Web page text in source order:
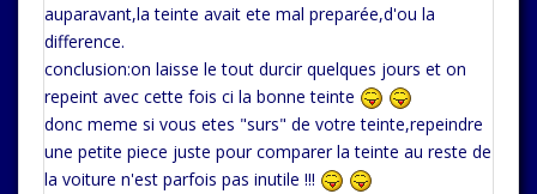
auparavant,la teinte avait ete mal preparée,d'ou la
difference.
conclusion:on laisse le tout durcir quelques jours et on
repeint avec cette fois ci la bonne teinte
donc meme si vous etes "surs" de votre teinte,repeindre
une petite piece juste pour comparer la teinte au reste de
la voiture n'est parfois pas inutile !!!